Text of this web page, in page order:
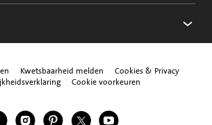
Kwetsbaarheid melden
Cookies & Privacy
Cookie voorkeuren
onsFacebook
Jumbo Instagram
Jumbo Pinterest
Jumbo Twitter
Jumbo YouTube